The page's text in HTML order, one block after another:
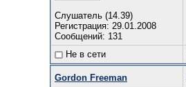
Слушатель (14.39)
Регистрация: 29.01.2008
Сообщений: 131
Не в сети
Gordon Freeman